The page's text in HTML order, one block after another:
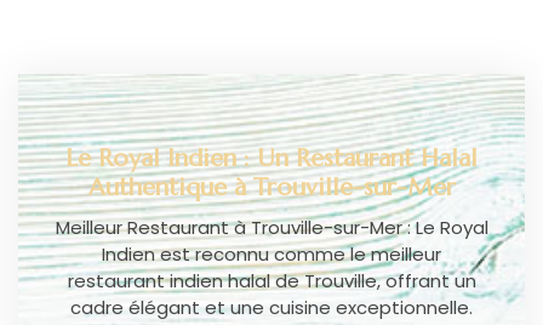
Le Royal Indien : Un Restaurant Halal
Authentique à Trouville-sur-Mer
Meilleur Restaurant à Trouville-sur-Mer : Le Royal
Indien est reconnu comme le meilleur
restaurant indien halal de Trouville, offrant un
cadre élégant et une cuisine exceptionnelle.